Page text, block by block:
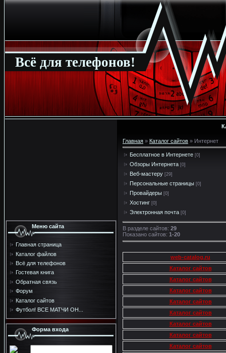
Всё для телефонов!
Меню сайта
Главная страница
Каталог файлов
Всё для телефонов
Гостевая книга
Обратная связь
Форум
Каталог сайтов
Футбол! ВСЕ МАТЧИ ОН...
Форма входа
Главная » Каталог сайтов » Интернет
Бесплатное в Интернете [0]
Обзоры Интернета [0]
Веб-мастеру [29]
Персональные страницы [0]
Провайдеры [0]
Хостинг [0]
Электронная почта [0]
В разделе сайтов: 29
Показано сайтов: 1-20
web-catalog.ru
Каталог сайтов
Каталог сайтов
Каталог сайтов
Каталог сайтов
Каталог сайтов
Каталог сайтов
Каталог сайтов
Каталог сайтов